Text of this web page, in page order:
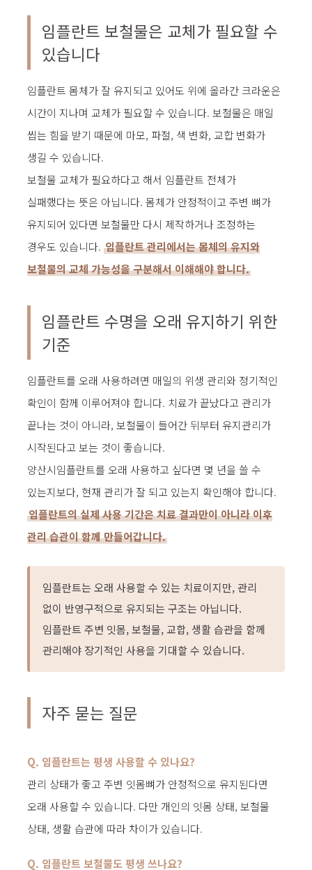
임플란트 보철물은 교체가 필요할 수
있습니다
임플란트 몸체가 잘 유지되고 있어도 위에 올라간 크라운은
시간이 지나며 교체가 필요할 수 있습니다. 보철물은 매일
씹는 힘을 받기 때문에 마모, 파절, 색 변화, 교합 변화가
생길 수 있습니다.
보철물 교체가 필요하다고 해서 임플란트 전체가
실패했다는 뜻은 아닙니다. 몸체가 안정적이고 주변 뼈가
유지되어 있다면 보철물만 다시 제작하거나 조정하는
경우도 있습니다. 임플란트 관리에서는 몸체의 유지와
보철물의 교체 가능성을 구분해서 이해해야 합니다.
임플란트 수명을 오래 유지하기 위한
기준
임플란트를 오래 사용하려면 매일의 위생 관리와 정기적인
확인이 함께 이루어져야 합니다. 치료가 끝났다고 관리가
끝나는 것이 아니라, 보철물이 들어간 뒤부터 유지관리가
시작된다고 보는 것이 좋습니다.
양산시임플란트를 오래 사용하고 싶다면 몇 년을 쓸 수
있는지보다, 현재 관리가 잘 되고 있는지 확인해야 합니다.
임플란트의 실제 사용 기간은 치료 결과만이 아니라 이후
관리 습관이 함께 만들어갑니다.
임플란트는 오래 사용할 수 있는 치료이지만, 관리
없이 반영구적으로 유지되는 구조는 아닙니다.
임플란트 주변 잇몸, 보철물, 교합, 생활 습관을 함께
관리해야 장기적인 사용을 기대할 수 있습니다.
자주 묻는 질문
Q. 임플란트는 평생 사용할 수 있나요?
관리 상태가 좋고 주변 잇몸뼈가 안정적으로 유지된다면
오래 사용할 수 있습니다. 다만 개인의 잇몸 상태, 보철물
상태, 생활 습관에 따라 차이가 있습니다.
Q. 임플란트 보철물도 평생 쓰나요?